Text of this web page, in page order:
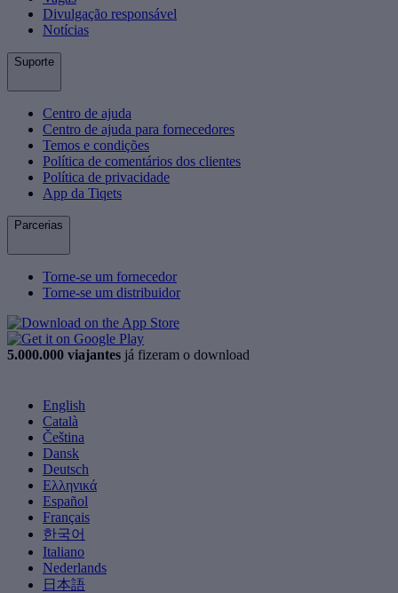
Divulgação responsável
Notícias
Suporte
Centro de ajuda
Centro de ajuda para fornecedores
Temos e condições
Política de comentários dos clientes
Política de privacidade
App da Tiqets
Parcerias
Torne-se um fornecedor
Torne-se um distribuidor
5.000.000 viajantes já fizeram o download
English
Català
Čeština
Dansk
Deutsch
Ελληνικά
Español
Français
한국어
Italiano
Nederlands
日本語